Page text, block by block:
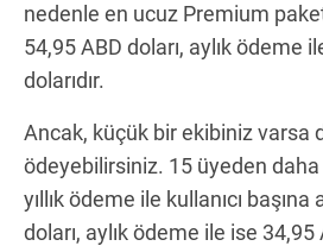
nedenle en ucuz Premium
54,95 ABD doları, aylık ödeme
dolarıdır.
Ancak, küçük bir ekibiniz varsa
ödeyebilirsiniz. 15 üyeden
yıllık ödeme ile kullanıcı
doları, aylık ödeme ile ise 34,95